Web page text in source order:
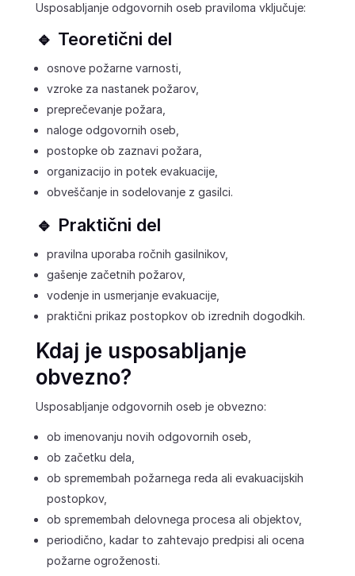
Usposabljanje odgovornih oseb praviloma vključuje:
🔹 Teoretični del
osnove požarne varnosti,
vzroke za nastanek požarov,
preprečevanje požara,
naloge odgovornih oseb,
postopke ob zaznavi požara,
organizacijo in potek evakuacije,
obveščanje in sodelovanje z gasilci.
🔹 Praktični del
pravilna uporaba ročnih gasilnikov,
gašenje začetnih požarov,
vodenje in usmerjanje evakuacije,
praktični prikaz postopkov ob izrednih dogodkih.
Kdaj je usposabljanje
obvezno?
Usposabljanje odgovornih oseb je obvezno:
ob imenovanju novih odgovornih oseb,
ob začetku dela,
ob spremembah požarnega reda ali evakuacijskih
postopkov,
ob spremembah delovnega procesa ali objektov,
periodično, kadar to zahtevajo predpisi ali ocena
požarne ogroženosti.